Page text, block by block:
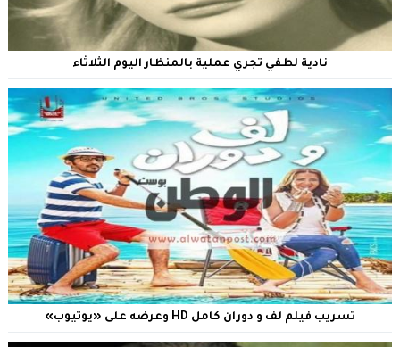
نادية لطفي تجري عملية بالمنظار اليوم الثلاثاء
تسريب فيلم لف و دوران كامل HD وعرضه على «يوتيوب»